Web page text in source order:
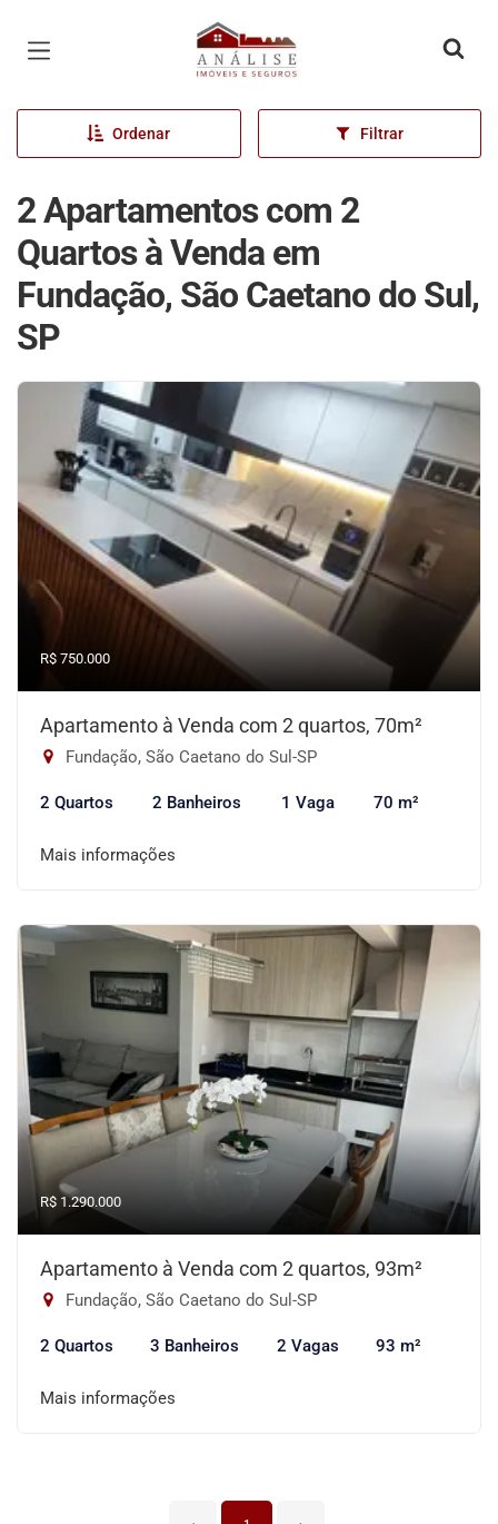
Página inicial
Ordenar Filtrar
2 Apartamentos com 2
Quartos à Venda em
Fundação, São Caetano do Sul,
SP
R$ 750.000
Apartamento à Venda com 2 quartos, 70m²
Fundação, São Caetano do Sul-SP
2 Quartos 2 Banheiros 1 Vaga 70 m²
Mais informações
R$ 1.290.000
Apartamento à Venda com 2 quartos, 93m²
Fundação, São Caetano do Sul-SP
2 Quartos 3 Banheiros 2 Vagas 93 m²
Mais informações